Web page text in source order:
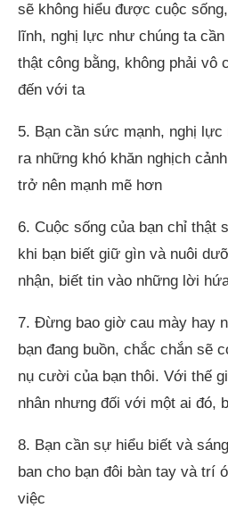
sẽ không hiểu được cuộc
lĩnh, nghị lực như chúng ta
thật công bằng, không phải vô
đến với ta
5. Bạn cần sức mạnh, nghị lực
ra những khó khăn nghịch
trở nên mạnh mẽ hơn
6. Cuộc sống của bạn chỉ thật
khi bạn biết giữ gìn và nuôi
nhận, biết tin vào những lời
7. Đừng bao giờ cau mày hay
bạn đang buồn, chắc chắn sẽ
nụ cười của bạn thôi. Với thế
nhân nhưng đối với một ai đó,
8. Bạn cần sự hiểu biết và
ban cho bạn đôi bàn tay và trí
việc